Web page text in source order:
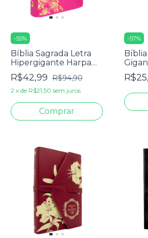
-55%
Bíblia Sagrada Letra
Hipergigante Harpa
Avivada E Corinhos -
Carteira Pink
R$42,99 R$94,90
2 x de R$21,50 sem juros
-57%
Bíblia